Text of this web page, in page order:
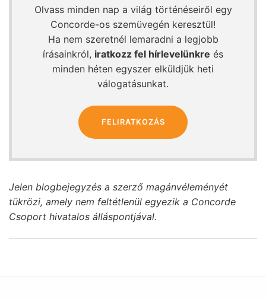
Olvass minden nap a világ történéseiről egy
Concorde-os szemüvegén keresztül!
Ha nem szeretnél lemaradni a legjobb
írásainkról, iratkozz fel hírlevelünkre és
minden héten egyszer elküldjük heti
válogatásunkat.
FELIRATKOZÁS
Jelen blogbejegyzés a szerző magánvéleményét
tükrözi, amely nem feltétlenül egyezik a Concorde
Csoport hivatalos álláspontjával.